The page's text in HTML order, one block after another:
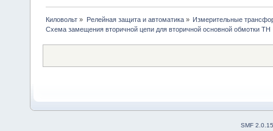
Киловольт » Релейная защита и автоматика» Измерительные
Схема замещения вторичной цепи для вторичной основной обмотки ТН
SMF 2.0.15